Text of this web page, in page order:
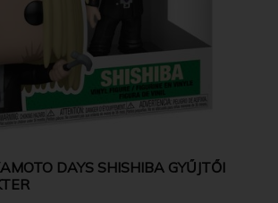
DAYS SHISHIBA GYŰJTŐI